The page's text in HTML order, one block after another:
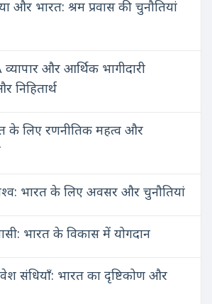
और भारत: श्रम प्रवास की चुनौतियां
और आर्थिक भागीदारी
निहितार्थ
के लिए रणनीतिक महत्व और
भारत के लिए अवसर और चुनौतियां
भारत के विकास में योगदान
संधियाँ: भारत का दृष्टिकोण और